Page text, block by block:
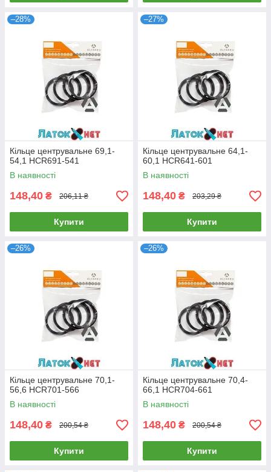
–28%
Кільце центрувальне 69,1-
54,1 HCR691-541
В наявності
148,40 ₴ 206,11 ₴
Купити
–27%
Кільце центрувальне 64,1-
60,1 HCR641-601
В наявності
148,40 ₴ 203,29 ₴
Купити
–26%
Кільце центрувальне 70,1-
56,6 HCR701-566
В наявності
148,40 ₴ 200,54 ₴
Купити
–26%
Кільце центрувальне 70,4-
66,1 HCR704-661
В наявності
148,40 ₴ 200,54 ₴
Купити